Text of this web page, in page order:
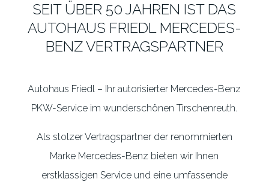
SEIT ÜBER 50 JAHREN IST DAS
AUTOHAUS FRIEDL MERCEDES-
BENZ VERTRAGS­PARTNER
Autohaus Friedl – Ihr autorisierter Mercedes-Benz
PKW-Service im wunderschönen Tirschenreuth.
Als stolzer Vertragspartner der renommierten
Marke Mercedes-Benz bieten wir Ihnen
erstklassigen Service und eine umfassende